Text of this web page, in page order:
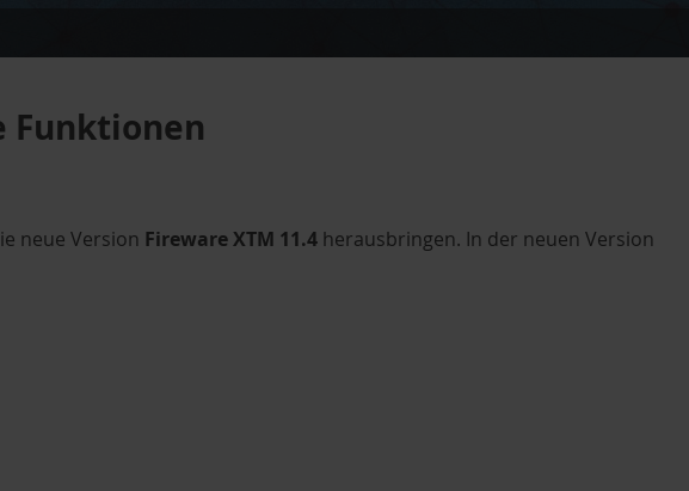
Funktionen
neue Version Fireware XTM 11.4 herausbringen. In der neuen Version